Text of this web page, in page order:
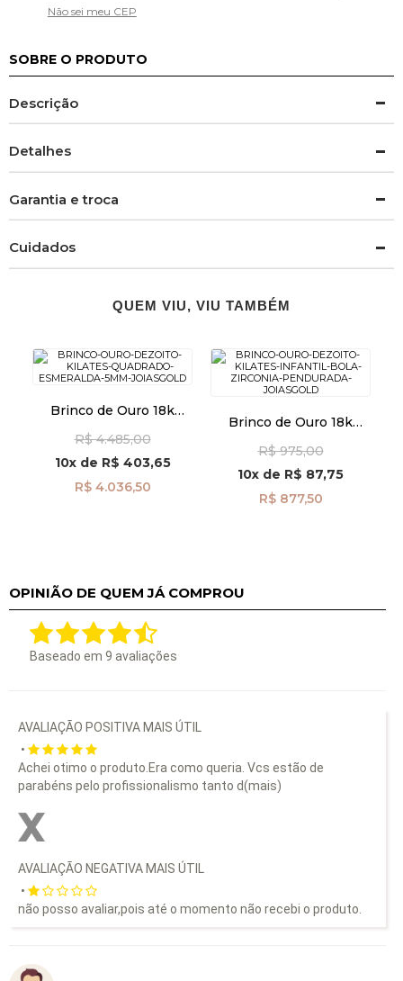
Não sei meu CEP
SOBRE O PRODUTO
Descrição
Detalhes
Garantia e troca
Cuidados
QUEM VIU, VIU TAMBÉM
Brinco de Ouro 18k
5mm br29486
R$ 4.485,00
10xde R$ 403,65
R$ 4.036,50
Brinco de Ouro 18k
Zircônia Pendurada
br29496
R$ 975,00
10x de R$ 87,75
R$ 877,50
OPINIÃO DE QUEM JÁ COMPROU
Baseado em 9 avaliações
AVALIAÇÃO POSITIVA MAIS ÚTIL
•
Achei otimo o produto.Era como queria. Vcs estão de
parabéns pelo profissionalismo tanto d(mais)
AVALIAÇÃO NEGATIVA MAIS ÚTIL
•
não posso avaliar,pois até o momento não recebi o produto.